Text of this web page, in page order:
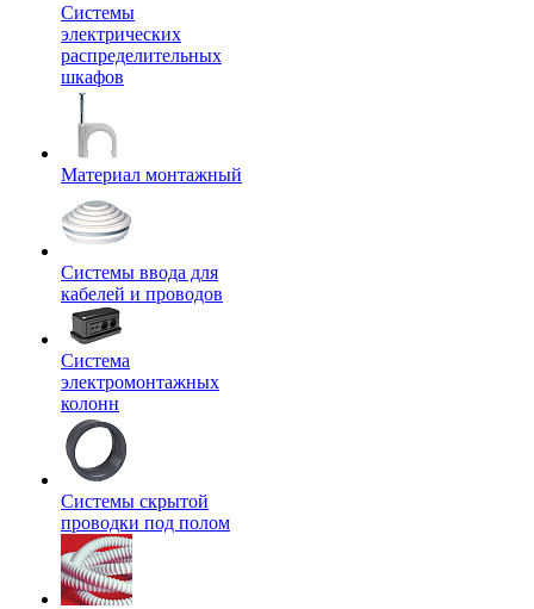
Системы
электрических
распределительных
шкафов
Материал монтажный
Системы ввода для
кабелей и проводов
Система
электромонтажных
колонн
Системы скрытой
проводки под полом